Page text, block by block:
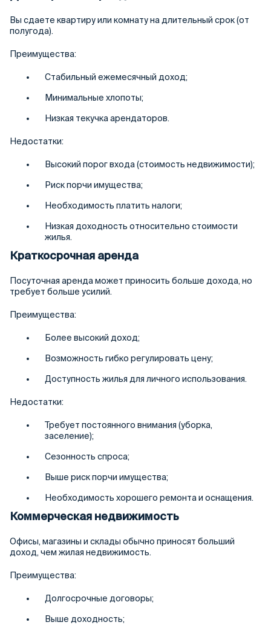
Вы сдаете квартиру или комнату на длительный срок (от
полугода).
Преимущества:
Стабильный ежемесячный доход;
Минимальные хлопоты;
Низкая текучка арендаторов.
Недостатки:
Высокий порог входа (стоимость недвижимости);
Риск порчи имущества;
Необходимость платить налоги;
Низкая доходность относительно стоимости
жилья.
Краткосрочная аренда
Посуточная аренда может приносить больше дохода, но
требует больше усилий.
Преимущества:
Более высокий доход;
Возможность гибко регулировать цену;
Доступность жилья для личного использования.
Недостатки:
Требует постоянного внимания (уборка,
заселение);
Сезонность спроса;
Выше риск порчи имущества;
Необходимость хорошего ремонта и оснащения.
Коммерческая недвижимость
Офисы, магазины и склады обычно приносят больший
доход, чем жилая недвижимость.
Преимущества:
Долгосрочные договоры;
Выше доходность;